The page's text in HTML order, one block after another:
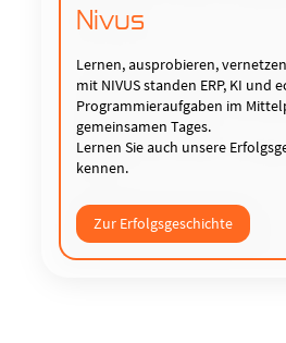
Nivus
Lernen, ausprobieren,
mit NIVUS standen ERP, KI und
Programmieraufgaben im
gemeinsamen Tages.
Lernen Sie auch unsere
kennen.
Zur Erfolgsgeschichte